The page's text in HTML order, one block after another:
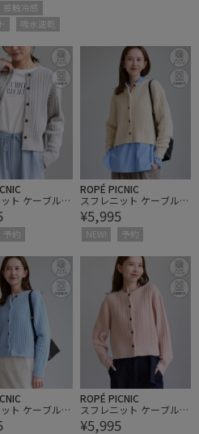
接触冷感
吸水速乾
ト ケーブルシ
ディガン
予約
ROPÉ PICNIC
スフレニット ケーブルシ
ョートカーディガン
¥5,995
NEW! 予約
ト ケーブルシ
ディガン
ROPÉ PICNIC
スフレニット ケーブルシ
ョートカーディガン
¥5,995